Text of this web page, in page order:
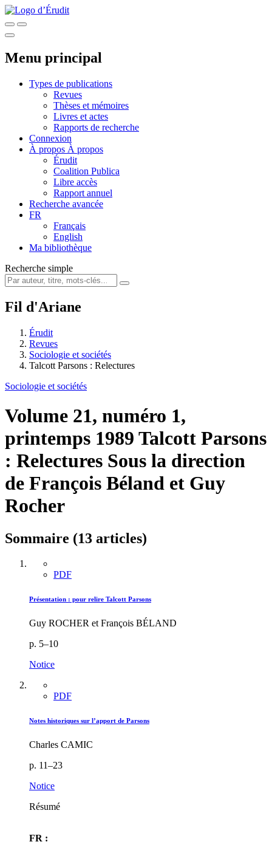
Menu principal
Types de publications
Revues
Thèses et mémoires
Livres et actes
Rapports de recherche
Connexion
À propos À propos
Érudit
Coalition Publica
Libre accès
Rapport annuel
Recherche avancée
FR
Français
English
Ma bibliothèque
Recherche simple
Fil d'Ariane
Érudit
Revues
Sociologie et sociétés
Talcott Parsons : Relectures
Sociologie et sociétés
Volume 21, numéro 1,
printemps 1989 Talcott Parsons
: Relectures Sous la direction
de François Béland et Guy
Rocher
Sommaire (13 articles)
PDF
Présentation : pour relire Talcott Parsons
Guy ROCHER et François BÉLAND
p. 5–10
Notice
PDF
Notes historiques sur l’apport de Parsons
Charles CAMIC
p. 11–23
Notice
Résumé
FR :